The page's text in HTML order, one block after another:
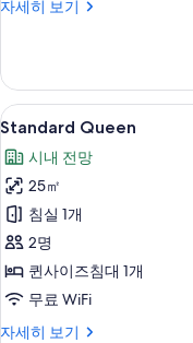
자세히 보기
Club
자
세
히
기
Standard
Queen
사
진
모
두
보
기
5
Standard Queen
시내 전망
25㎡
침실 1개
2명
퀸사이즈침대 1개
무료 WiFi
자세히 보기
Standard